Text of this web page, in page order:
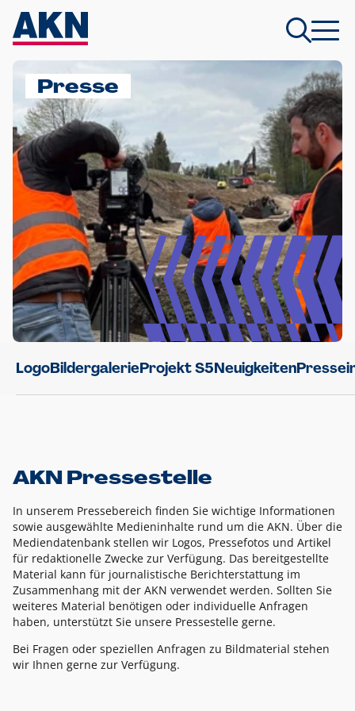
Presse
LogoBildergalerieProjekt S5Neuigkeiten
AKN Pressestelle
In unserem Pressebereich finden Sie wichtige Informationen
sowie ausgewählte Medieninhalte rund um die AKN. Über die
Mediendatenbank stellen wir Logos, Pressefotos und Artikel
für redaktionelle Zwecke zur Verfügung. Das bereitgestellte
Material kann für journalistische Berichterstattung im
Zusammenhang mit der AKN verwendet werden. Sollten Sie
weiteres Material benötigen oder individuelle Anfragen
haben, unterstützt Sie unsere Pressestelle gerne.
Bei Fragen oder speziellen Anfragen zu Bildmaterial stehen
wir Ihnen gerne zur Verfügung.